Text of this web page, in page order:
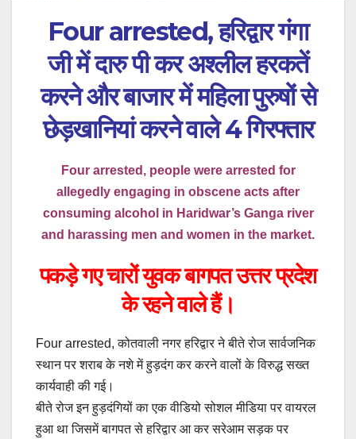
Four arrested, हरिद्वार गंगा
जी में दारु पी कर अश्लील हरकतें
करने और बाजार में महिला पुरुषों से
छेड़खानियां करने वाले 4 गिरफ्तार
Four arrested, people were arrested for
allegedly engaging in obscene acts after
consuming alcohol in Haridwar’s Ganga river
and harassing men and women in the market.
पकड़े गए चारों युवक बागपत उत्तर प्रदेश
के रहने वाले हैं।
Four arrested, कोतवाली नगर हरिद्वार ने बीते रोज सार्वजनिक
स्थान पर शराब के नशे में हुड़दंग कर करने वालों के विरुद्ध सख्त
कार्यवाही की गई।
बीते रोज इन हुड़दंगियों का एक वीडियो सोशल मीडिया पर वायरल
हुआ था जिसमें बागपत से हरिद्वार आ कर सरेआम सड़क पर